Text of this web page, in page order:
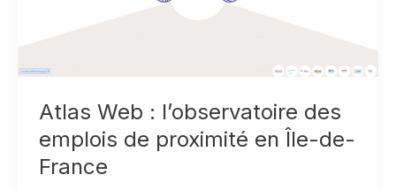
connaître
votre
entreprise
Atlas Web : l’observatoire des
emplois de proximité en Île-de-
France